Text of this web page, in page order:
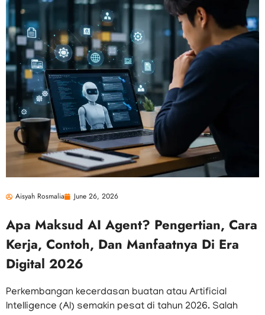
Aisyah Rosmalia June 26, 2026
Apa Maksud AI Agent? Pengertian, Cara
Kerja, Contoh, Dan Manfaatnya Di Era
Digital 2026
Perkembangan kecerdasan buatan atau Artificial
Intelligence (AI) semakin pesat di tahun 2026. Salah